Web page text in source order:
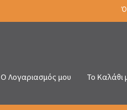
Ο Λογαριασμός μου Το Καλάθι